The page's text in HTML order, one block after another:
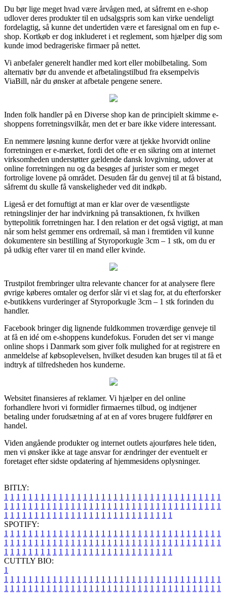
Du bør lige meget hvad være årvågen med, at såfremt en e-shop
udlover deres produkter til en udsalgspris som kan virke uendeligt
fordelagtig, så kunne det undertiden være et faresignal om en fup e-
shop. Kortkøb er dog inkluderet i et reglement, som hjælper dig som
kunde imod bedrageriske firmaer på nettet.
Vi anbefaler generelt handler med kort eller mobilbetaling. Som
alternativ bør du anvende et afbetalingstilbud fra eksempelvis
ViaBill, når du ønsker at afbetale pengene senere.
Inden folk handler på en Diverse shop kan de principielt skimme e-
shoppens forretningsvilkår, men det er bare ikke videre interessant.
En nemmere løsning kunne derfor være at tjekke hvorvidt online
forretningen er e-mærket, fordi det ofte er en sikring om at internet
virksomheden understøtter gældende dansk lovgivning, udover at
online forretningen nu og da besøges af jurister som er meget
fortrolige lovene på området. Desuden får du genvej til at få bistand,
såfremt du skulle få vanskeligheder ved dit indkøb.
Ligeså er det fornuftigt at man er klar over de væsentligste
retningslinjer der har indvirkning på transaktionen, fx hvilken
byttepolitik forretningen har. I den relation er det også vigtigt, at man
når som helst gemmer ens ordremail, så man i fremtiden vil kunne
dokumentere sin bestilling af Styroporkugle 3cm – 1 stk, om du er
på udkig efter varer til en mand eller kvinde.
Trustpilot frembringer ultra relevante chancer for at analysere flere
øvrige køberes omtaler og derfor slår vi et slag for, at du efterforsker
e-butikkens vurderinger af Styroporkugle 3cm – 1 stk forinden du
handler.
Facebook bringer dig lignende fuldkommen troværdige genveje til
at få en idé om e-shoppens kundefokus. Foruden det ser vi mange
online shops i Danmark som giver folk mulighed for at registrere en
anmeldelse af købsoplevelsen, hvilket desuden kan bruges til at få et
indtryk af tilfredsheden hos kunderne.
Websitet finansieres af reklamer. Vi hjælper en del online
forhandlere hvori vi formidler firmaernes tilbud, og indtjener
betaling under forudsætning af at en af vores brugere fuldfører en
handel.
Viden angående produkter og internet outlets ajourføres hele tiden,
men vi ønsker ikke at tage ansvar for ændringer der eventuelt er
foretaget efter sidste opdatering af hjemmesidens oplysninger.
BITLY:
1 1 1 1 1 1 1 1 1 1 1 1 1 1 1 1 1 1 1 1 1 1 1 1 1 1 1 1 1 1 1 1 1 1 1 1
1 1 1 1 1 1 1 1 1 1 1 1 1 1 1 1 1 1 1 1 1 1 1 1 1 1 1 1 1 1 1 1 1 1 1 1
1 1 1 1 1 1 1 1 1 1 1 1 1 1 1 1 1 1 1 1 1 1 1 1 1 1 1 1
SPOTIFY:
1 1 1 1 1 1 1 1 1 1 1 1 1 1 1 1 1 1 1 1 1 1 1 1 1 1 1 1 1 1 1 1 1 1 1 1
1 1 1 1 1 1 1 1 1 1 1 1 1 1 1 1 1 1 1 1 1 1 1 1 1 1 1 1 1 1 1 1 1 1 1 1
1 1 1 1 1 1 1 1 1 1 1 1 1 1 1 1 1 1 1 1 1 1 1 1 1 1 1 1
CUTTLY BIO:
1
1 1 1 1 1 1 1 1 1 1 1 1 1 1 1 1 1 1 1 1 1 1 1 1 1 1 1 1 1 1 1 1 1 1 1 1
1 1 1 1 1 1 1 1 1 1 1 1 1 1 1 1 1 1 1 1 1 1 1 1 1 1 1 1 1 1 1 1 1 1 1 1